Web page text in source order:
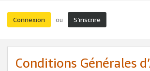
Connexion ou S’inscrire
Conditions Générales